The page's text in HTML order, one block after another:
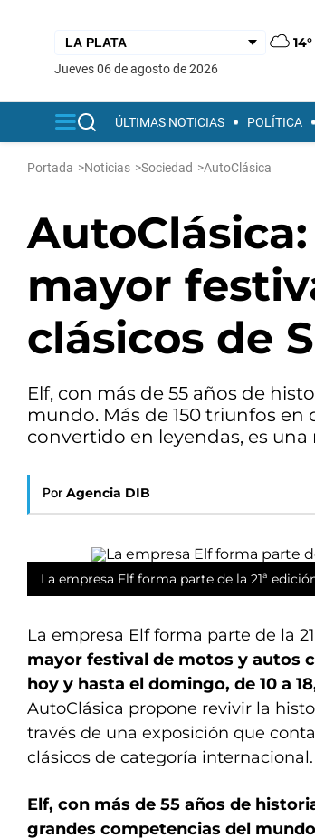
14°
jueves 06 de agosto de 2026
ÚLTIMAS NOTICIAS POLÍTICA
Portada >Noticias >Sociedad >AutoClásica
mayor
clásicos de
Elf, con más de 55 años de
mundo. Más de 150 triunfos
convertido en leyendas, es
Por Agencia DIB
La empresa Elf forma parte de la 21ª
La empresa Elf forma parte de la
mayor festival de motos y autos
hoy y hasta el domingo, de 10 a
AutoClásica propone revivir la
través de una exposición que
clásicos de categoría internacional.
Elf, con más de 55 años de
grandes competencias del